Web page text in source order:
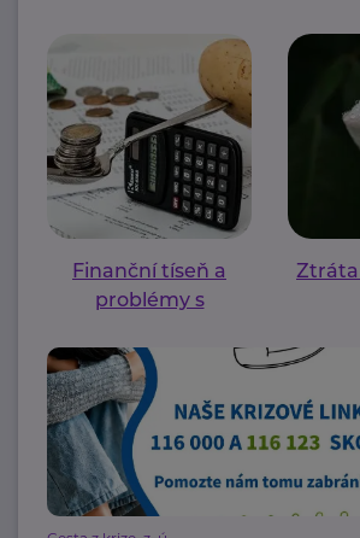
Finanční tíseň a
problémy s